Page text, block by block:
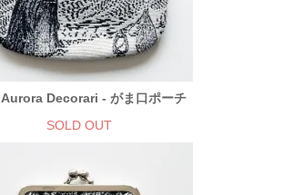
Aurora Decorari - がま口ポーチ
SOLD OUT